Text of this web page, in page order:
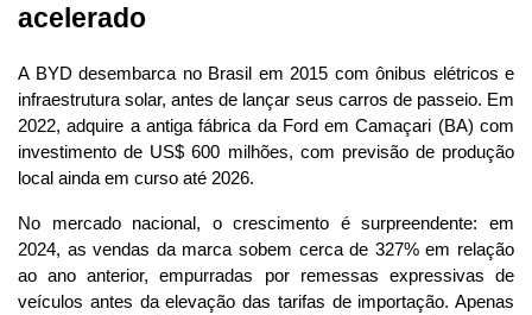
acelerado
A BYD desembarca no Brasil em 2015 com ônibus elétricos e
infraestrutura solar, antes de lançar seus carros de passeio. Em
2022, adquire a antiga fábrica da Ford em Camaçari (BA) com
investimento de US$ 600 milhões, com previsão de produção
local ainda em curso até 2026.
No mercado nacional, o crescimento é surpreendente: em
2024, as vendas da marca sobem cerca de 327% em relação
ao ano anterior, empurradas por remessas expressivas de
veículos antes da elevação das tarifas de importação. Apenas